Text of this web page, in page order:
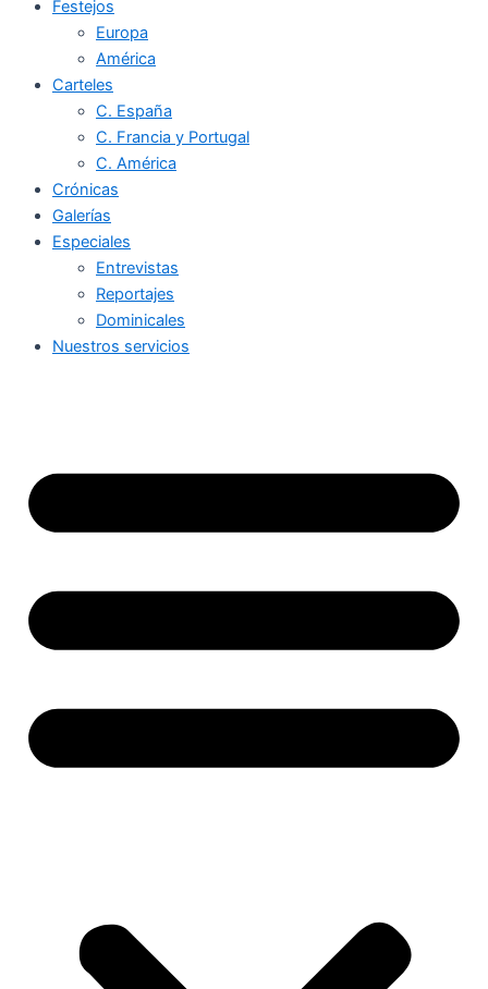
Festejos
Europa
América
Carteles
C. España
C. Francia y Portugal
C. América
Crónicas
Galerías
Especiales
Entrevistas
Reportajes
Dominicales
Nuestros servicios